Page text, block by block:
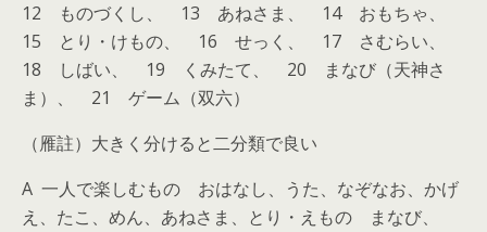
12 ものづくし、 13 あねさま、 14 おもちゃ、
15 とり・けもの、 16 せっく、 17 さむらい、
18 しばい、 19 くみたて、 20 まなび（天神さ
ま）、 21 ゲーム（双六）
（雁註）大きく分けると二分類で良い
A 一人で楽しむもの おはなし、うた、なぞなお、かげ
え、たこ、めん、あねさま、とり・えもの まなび、